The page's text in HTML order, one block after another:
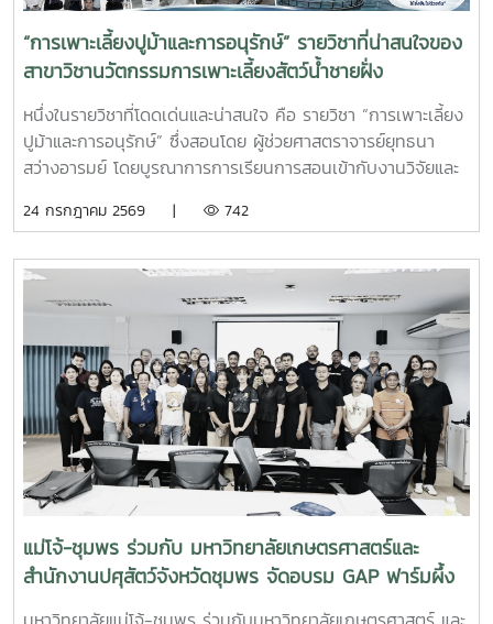
“การเพาะเลี้ยงปูม้าและการอนุรักษ์” รายวิชาที่น่าสนใจของ
สาขาวิชานวัตกรรมการเพาะเลี้ยงสัตว์น้ำชายฝั่ง
หนึ่งในรายวิชาที่โดดเด่นและน่าสนใจ คือ รายวิชา “การเพาะเลี้ยง
ปูม้าและการอนุรักษ์” ซึ่งสอนโดย ผู้ช่วยศาสตราจารย์ยุทธนา
สว่างอารมย์ โดยบูรณาการการเรียนการสอนเข้ากับงานวิจัยและ
และภาคปฏิบัติ ตั้งแต่ชีววิทยาและวงจรชีวิตของปูม้า การเพาะ
และการฟื้นฟูทรัพยากรปูม้าในพื้นที่ชายฝั่งนักศึกษาจะได้ลงพื้นที่
ปฏิบัติงานจริง ร่วมศึกษาวิจัยและทำกิจกรรมบริการวิชาการกับ
ชุมชน ภาคีเครือข่าย และหน่วยงานที่เกี่ยวข้อง เพื่อแลกเปลี่ยน
องค์ความรู้และร่วมกันพัฒนาแนวทางการอนุรักษ์ทรัพยากรทาง
ทะเล อันเป็นการสร้างประสบการณ์การเรียนรู้จากสถานการณ์
จริง พร้อมปลูกฝังความรับผิดชอบต่อสังคมและสิ่งแวดล้อม
24 กรกฎาคม 2569 | 742
แม่โจ้-ชุมพร ร่วมกับ มหาวิทยาลัยเกษตรศาสตร์และ
สำนักงานปศุสัตว์จังหวัดชุมพร จัดอบรม GAP ฟาร์มผึ้ง
ชันโรง ยกระดับมาตรฐานการเลี้ยงสู่การพัฒนาเศรษฐกิจ